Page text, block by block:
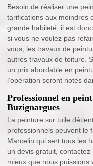
Besoin de réaliser une
tarifications aux moindres
grande habileté, il est
si vous ne voulez pas
vous, les travaux de
autres travaux de toiture.
un prix abordable en
l’opération seront notés
Professionnel en
Buzignargues
La peinture sur tuile
professionnels peuvent le
Marcelin qui sert tous les
un devis gratuit,
mieux que nous puissions